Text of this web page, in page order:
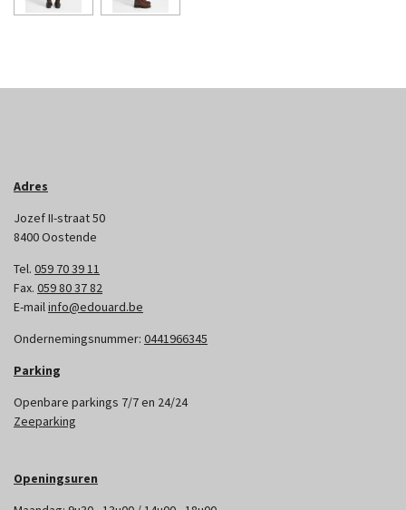
Adres
Jozef II-straat 50
8400 Oostende
Tel. 059 70 39 11
Fax. 059 80 37 82
E-mailinfo@edouard.be
Ondernemingsnummer: 0441966345
Parking
Openbare parkings 7/7 en 24/24
Zeeparking
Openingsuren